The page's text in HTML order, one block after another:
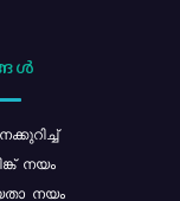
നയം
നയം